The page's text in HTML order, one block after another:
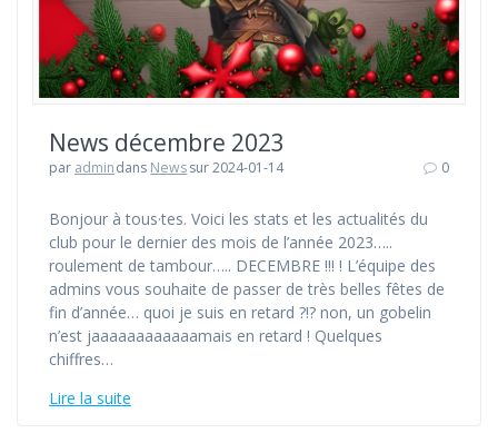
News décembre 2023
par admindans Newssur 2024-01-14 0
Bonjour à tous·tes. Voici les stats et les actualités du
club pour le dernier des mois de l’année 2023…..
roulement de tambour….. DECEMBRE !!! ! L’équipe des
admins vous souhaite de passer de très belles fêtes de
fin d’année… quoi je suis en retard ?!? non, un gobelin
n’est jaaaaaaaaaaaamais en retard ! Quelques
chiffres…
Lire la suite